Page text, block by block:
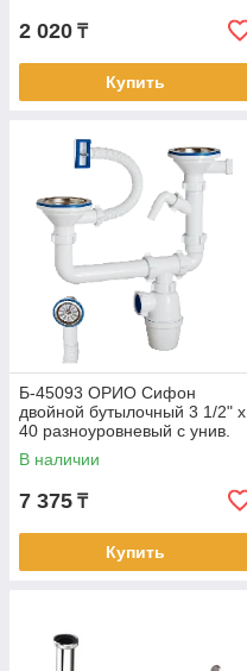
2 020 ₸
Купить
Б-45093 ОРИО Сифон
двойной бутылочный 3 1/2" х
40 разноуровневый с унив.
перел. и одним отводом (15)
В наличии
7 375 ₸
Купить